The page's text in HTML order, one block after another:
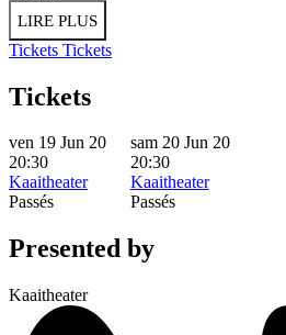
LIRE PLUS
Tickets Tickets
Tickets
ven 19 Jun 20
20:30
Kaaitheater
Passés
sam 20 Jun 20
20:30
Kaaitheater
Passés
Presented by
Kaaitheater